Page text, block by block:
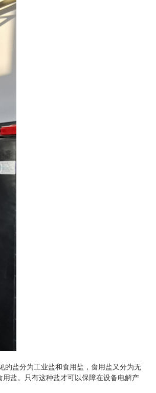
盐分为工业盐和食用盐，食用盐又分为无
盐。只有这种盐才可以保障在设备电解产